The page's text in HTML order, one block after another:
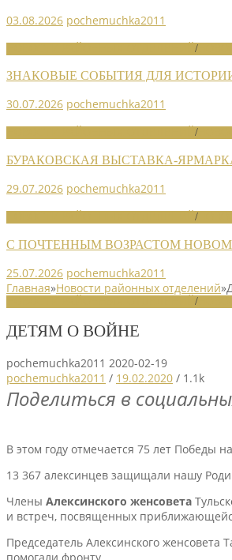
03.08.2026 pochemuchka2011
/
ЗНАКОВЫЕ СОБЫТИЯ ДЛЯ
30.07.2026 pochemuchka2011
/
БУРАКОВСКАЯ ВЫСТАВКА-
29.07.2026 pochemuchka2011
/
С ПОЧТЕННЫМ ВОЗРАСТОМ
25.07.2026 pochemuchka2011
Главная»Новости районных отделений»
/
ДЕТЯМ О ВОЙНЕ
pochemuchka2011 2020-02-19
pochemuchka2011 / 19.02.2020 / 1.1k
Поделиться в
В этом году отмечается 75 лет Победы
13 367 алексинцев защищали нашу
Члены Алексинского женсовета
и встреч, посвященных
Председатель Алексинского женсовета